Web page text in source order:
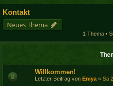
Kontakt
Neues Thema
1 Thema •
Willkommen!
Letzter Beitrag von Eniya « Sa